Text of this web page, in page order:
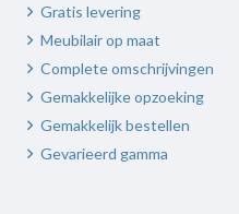
Gratis levering
Meubilair op maat
Complete omschrijvingen
Gemakkelijke opzoeking
Gemakkelijk bestellen
Gevarieerd gamma